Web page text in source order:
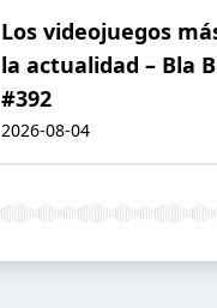
Los videojuegos
la actualidad – Bla
#392
2026-08-04